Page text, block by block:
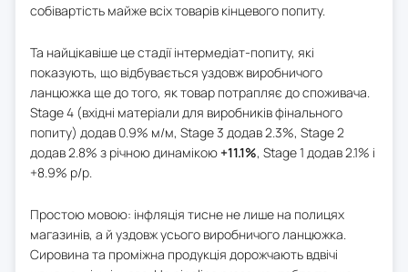
собівартість майже всіх товарів кінцевого попиту.
Та найцікавіше це стадії інтермедіат-попиту, які
показують, що відбувається уздовж виробничого
ланцюжка ще до того, як товар потрапляє до споживача.
Stage 4 (вхідні матеріали для виробників фінального
попиту) додав 0.9% м/м, Stage 3 додав 2.3%, Stage 2
додав 2.8% з річною динамікою +11.1%, Stage 1 додав 2.1% і
+8.9% р/р.
Простою мовою: інфляція тисне не лише на полицях
магазинів, а й уздовж усього виробничого ланцюжка.
Сировина та проміжна продукція дорожчають вдвічі